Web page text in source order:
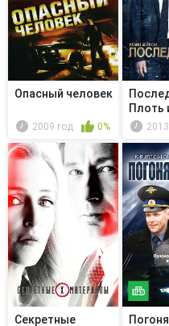
Опасный человек
2009 год 0%
Плоть
Секретные